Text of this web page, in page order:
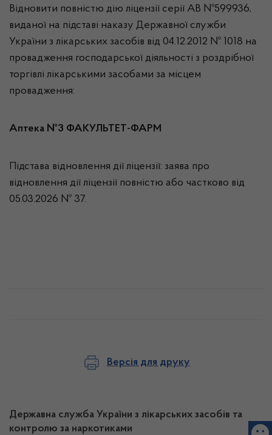
Відновити повністю дію ліцензії серії АВ №599936,
виданої на підставі наказу Державної служби
України з лікарських засобів від 04.12.2012 № 1018 на
провадження господарської діяльності з роздрібної
торгівлі лікарськими засобами за місцем
провадження:
Аптека №3 ФАКУЛЬТЕТ-ФАРМ
Підстава відновлення дії ліцензії: заява про
відновлення дії ліцензії повністю або частково від
05.03.2026 № 37.
Версія для друку
Державна служба України з лікарських засобів та
контролю за наркотиками